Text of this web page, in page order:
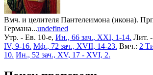
Вмч. и целителя Пантелеимона (икона).
Германа...undefined
Утр. - Ев. 10-е, Ин., 66 зач., XXI, 1-14. Лит. -
IV, 9-16. Мф., 72 зач., XVII, 14-23. Вмч.: 2
10. Ин., 52 зач., XV, 17 - XVI, 2.